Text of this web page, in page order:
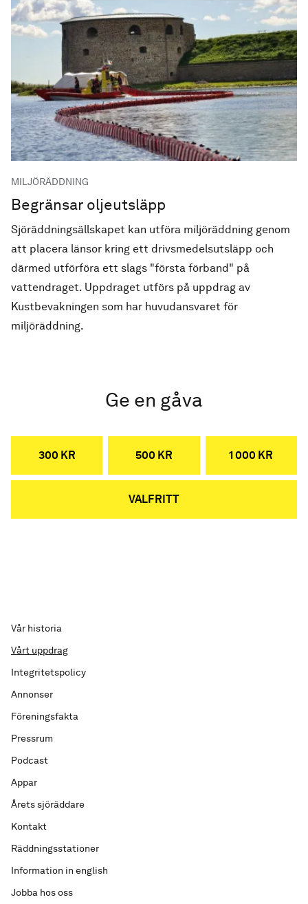
MILJÖRÄDDNING
Begränsar oljeutsläpp
Sjöräddningsällskapet kan utföra miljöräddning genom
att placera länsor kring ett drivsmedelsutsläpp och
därmed utförföra ett slags "första förband" på
vattendraget. Uppdraget utförs på uppdrag av
Kustbevakningen som har huvudansvaret för
miljöräddning.
Ge en gåva
300 KR 500 KR 1 000 KR
VALFRITT
Vår historia
Vårt uppdrag
Integritetspolicy
Annonser
Föreningsfakta
Pressrum
Podcast
Appar
Årets sjöräddare
Kontakt
Räddningsstationer
Information in english
Jobba hos oss